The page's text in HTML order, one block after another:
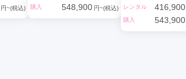
円~(税込) 購入 548,900 円~(税込) レンタル 416,900
購入
543,900